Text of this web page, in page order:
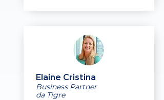
Elaine Cristina
Business Partner
da Tigre